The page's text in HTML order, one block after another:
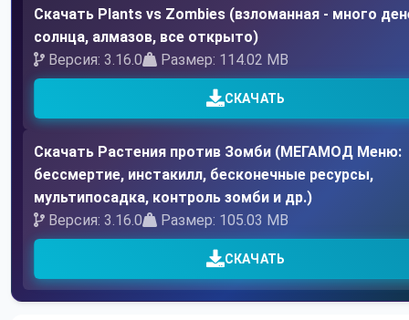
Скачать Plants vs Zombies (взломанная - много
солнца, алмазов, все открыто)
Версия: 3.16.0
Размер: 114.02 MB
СКАЧАТЬ
Скачать Растения против Зомби (МЕГАМОД Меню:
бессмертие, инстакилл, бесконечные ресурсы,
мультипосадка, контроль зомби и др.)
Версия: 3.16.0
Размер: 105.03 MB
СКАЧАТЬ